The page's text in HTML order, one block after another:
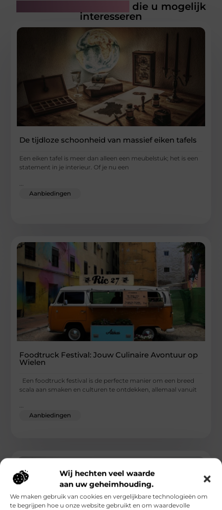
Wij hechten veel waarde
aan uw geheimhouding.
We maken gebruik van cookies en vergelijkbare technologieën om
te begrijpen hoe u onze website gebruikt en om waardevolle
die u mogelijk
interesseren
De tijdloze schoonheid van massief eiken tafels
Een eiken tafel is meer dan alleen een meubelstuk; het is een
statement in je interieur. Of je nu een
Aanbiedingen
Foodtruck Festival: Jouw Culinaire Avontuur op
Wielen
Een foodtruck festival is de perfecte manier om een breed
scala aan smaken en culturen te ontdekken, allemaal vanuit
...
Aanbiedingen